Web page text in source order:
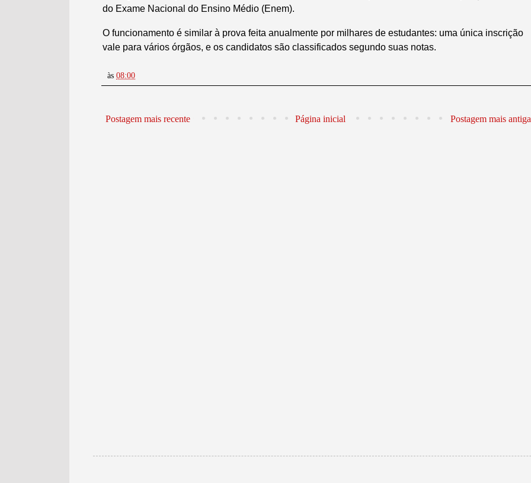
do Exame Nacional do Ensino Médio (Enem).
O funcionamento é similar à prova feita anualmente por milhares de estudantes: uma única inscrição
vale para vários órgãos, e os candidatos são classificados segundo suas notas.
às 08:00
Postagem mais recente Postagem mais antiga
Página inicial